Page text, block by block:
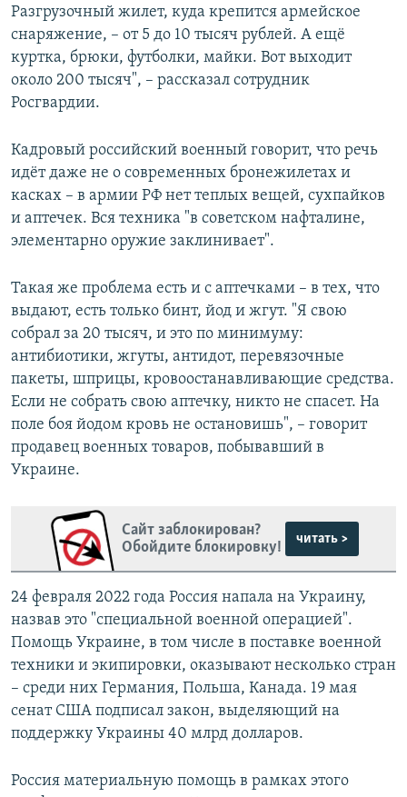
Разгрузочный жилет, куда крепится армейское
снаряжение, – от 5 до 10 тысяч рублей. А ещё
куртка, брюки, футболки, майки. Вот выходит
около 200 тысяч", – рассказал сотрудник
Росгвардии.
Кадровый российский военный говорит, что речь
идёт даже не о современных бронежилетах и
касках – в армии РФ нет теплых вещей, сухпайков
и аптечек. Вся техника "в советском нафталине,
элементарно оружие заклинивает".
Такая же проблема есть и с аптечками – в тех, что
выдают, есть только бинт, йод и жгут. "Я свою
собрал за 20 тысяч, и это по минимуму:
антибиотики, жгуты, антидот, перевязочные
пакеты, шприцы, кровоостанавливающие средства.
Если не собрать свою аптечку, никто не спасет. На
поле боя йодом кровь не остановишь", – говорит
продавец военных товаров, побывавший в
Украине.
Сайт заблокирован?
Обойдите блокировку!
читать >
24 февраля 2022 года Россия напала на Украину,
назвав это "специальной военной операцией".
Помощь Украине, в том числе в поставке военной
техники и экипировки, оказывают несколько стран
– среди них Германия, Польша, Канада. 19 мая
сенат США подписал закон, выделяющий на
поддержку Украины 40 млрд долларов.
Россия материальную помощь в рамках этого